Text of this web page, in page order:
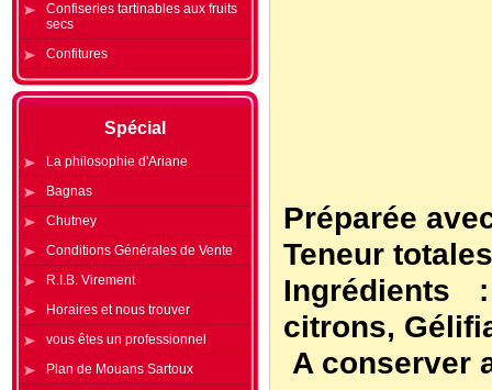
Confiseries tartinables aux fruits
secs
Confitures
Spécial
La philosophie d'Ariane
Bagnas
Chutney
Conditions Générales de Vente
R.I.B. Virement
Horaires et nous trouver
vous êtes un professionnel
Plan de Mouans Sartoux
Préparée
Teneur
Ingrédients
citrons,
A conserver